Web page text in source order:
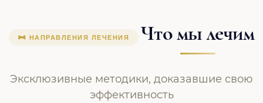
НАПРАВЛЕНИЯ ЛЕЧЕНИЯ Что мы лечим
Эксклюзивные методики, доказавшие свою
эффективность